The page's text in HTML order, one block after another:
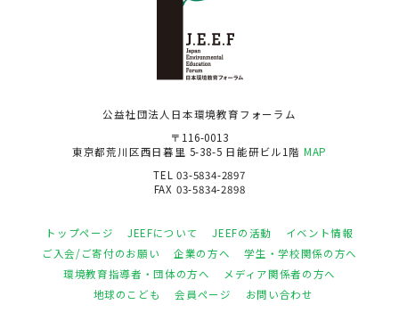
公益社団法人日本環境教育フォーラム
〒116-0013
東京都荒川区西日暮里 5-38-5 日能研ビル1階 MAP
TEL 03-5834-2897
FAX 03-5834-2898
トップページ JEEFについて JEEFの活動
イベント情報
ご入会/ご寄付のお願い
企業の方へ
学生・学校関係の方へ
環境教育指導者・団体の方へ
メディア関係者の方へ
地球のこども
会員ページ お問い合わせ